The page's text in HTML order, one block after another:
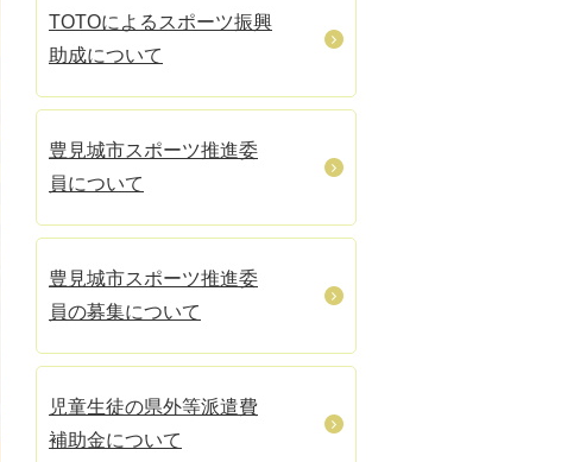
TOTOによるスポーツ振興
助成について
豊見城市スポーツ推進委
員について
豊見城市スポーツ推進委
員の募集について
児童生徒の県外等派遣費
補助金について